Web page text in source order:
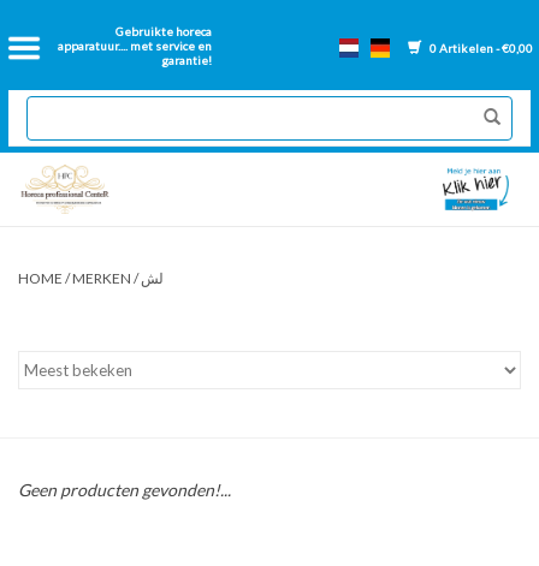
Gebruikte horeca
apparatuur.... met service en
garantie!
0 Artikelen - €0,00
Home
2dehands Horeca
Nieuwe apparatuur
Onderdelen bakwanden
Over ons
HOME /MERKEN /لش
Geen producten gevonden!...